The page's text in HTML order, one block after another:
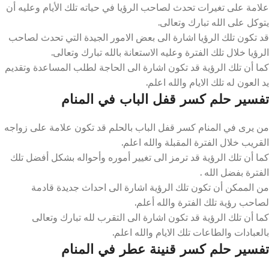
علامة على تغيرات تحدث لصاحب الرؤيا في حياته تلك الأيام وعليه أن
يتوكل على الله تبارك وتعالى.
قد تكون تلك الرؤيا اشارة الى بعض الامور الجيدة التي تحدث لصاحب
الرؤيا خلال تلك الفترة وعليه الاستعانة بالله تبارك وتعالى.
كما أن تلك الرؤية قد تكون اشارة الى الحاجة لطلب المساعدة وتقديم
يد العون له تلك الايام والله اعلم.
تفسير حلم كسر قفل الباب في المنام
من يرى في المنام كسر قفل الباب بالحلم قد تكون علامة على زواجه
القريب خلال الفترة المقبلة والله اعلم.
كما أن تلك الرؤية قد ترمز الى تغيير أموره وأحواله بشكل أفضل تلك
الفترة بفضل الله .
من الممكن أن تكون تلك الرؤية اشارة الى احداث جديدة قادمة
لصاحب رؤية تلك الفترة والله أعلم.
كما أن تلك الرؤية قد تكون اشارة الى التقرب لله تبارك وتعالى
بالعبادات والطاعات تلك الايام والله اعلم.
تفسير حلم كسر قنينة عطر في المنام